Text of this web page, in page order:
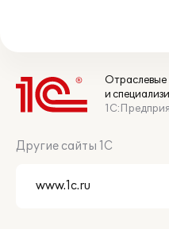
Отраслевые
и
Другие сайты 1С